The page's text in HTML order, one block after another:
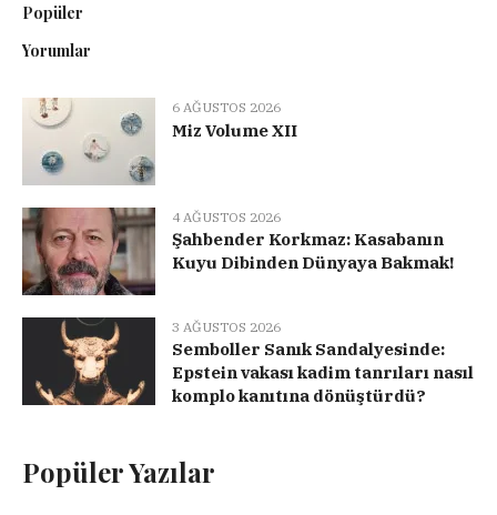
Popüler
Yorumlar
6 AĞUSTOS 2026
Miz Volume XII
4 AĞUSTOS 2026
Şahbender Korkmaz: Kasabanın
Kuyu Dibinden Dünyaya Bakmak!
3 AĞUSTOS 2026
Semboller Sanık Sandalyesinde:
Epstein vakası kadim tanrıları nasıl
komplo kanıtına dönüştürdü?
Popüler Yazılar